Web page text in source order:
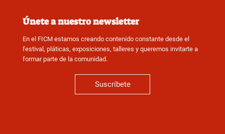
Únete a nuestro newsletter
En el FICM estamos creando contenido constante desde el
festival, pláticas, exposiciones, talleres y queremos invitarte a
formar parte de la comunidad.
Suscríbete